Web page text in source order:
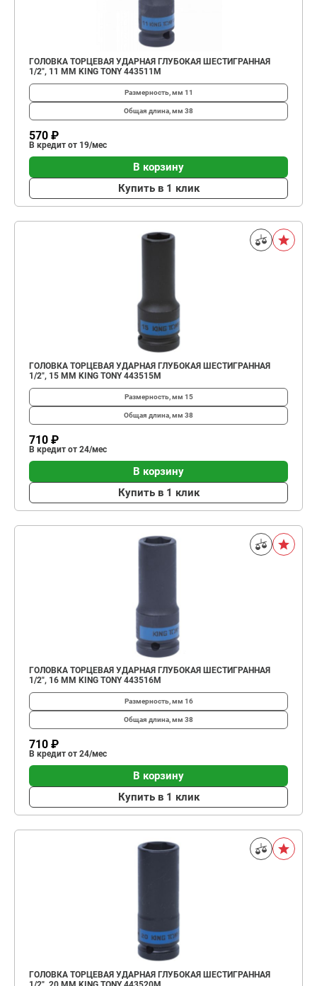
ГОЛОВКА ТОРЦЕВАЯ УДАРНАЯ ГЛУБОКАЯ ШЕСТИГРАННАЯ
1/2", 11 ММ KING TONY 443511M
Размерность, мм 11
Общая длина, мм 38
570 ₽
В кредит от 19/мес
В корзину
Купить в 1 клик
ГОЛОВКА ТОРЦЕВАЯ УДАРНАЯ ГЛУБОКАЯ ШЕСТИГРАННАЯ
1/2", 15 ММ KING TONY 443515M
Размерность, мм 15
Общая длина, мм 38
710 ₽
В кредит от 24/мес
В корзину
Купить в 1 клик
ГОЛОВКА ТОРЦЕВАЯ УДАРНАЯ ГЛУБОКАЯ ШЕСТИГРАННАЯ
1/2", 16 ММ KING TONY 443516M
Размерность, мм 16
Общая длина, мм 38
710 ₽
В кредит от 24/мес
В корзину
Купить в 1 клик
ГОЛОВКА ТОРЦЕВАЯ УДАРНАЯ ГЛУБОКАЯ ШЕСТИГРАННАЯ